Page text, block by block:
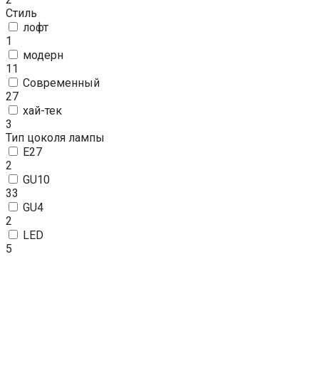
Стиль
лофт
1
модерн
11
Современный
27
хай-тек
3
Тип цоколя лампы
E27
2
GU10
33
GU4
2
LED
5